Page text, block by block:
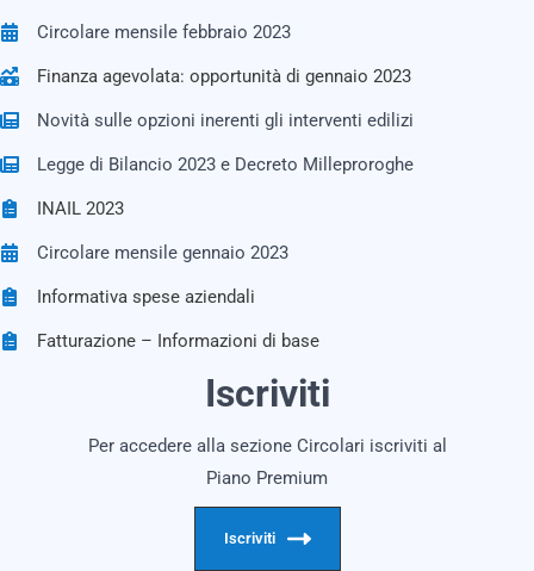
Circolare mensile febbraio 2023
Finanza agevolata: opportunità di gennaio 2023
Novità sulle opzioni inerenti gli interventi edilizi
Legge di Bilancio 2023 e Decreto Milleproroghe
INAIL 2023
Circolare mensile gennaio 2023
Informativa spese aziendali
Fatturazione – Informazioni di base
Iscriviti
Per accedere alla sezione Circolari iscriviti al
Piano Premium
Iscriviti